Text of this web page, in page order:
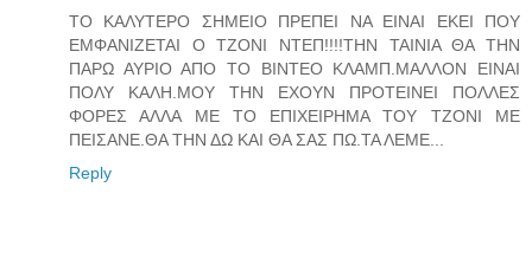
ΤΟ ΚΑΛΥΤΕΡΟ ΣΗΜΕΙΟ ΠΡΕΠΕΙ ΝΑ ΕΙΝΑΙ ΕΚΕΙ ΠΟΥ
ΕΜΦΑΝΙΖΕΤΑΙ Ο ΤΖΟΝΙ ΝΤΕΠ!!!!ΤΗΝ ΤΑΙΝΙΑ ΘΑ ΤΗΝ
ΠΑΡΩ ΑΥΡΙΟ ΑΠΟ ΤΟ ΒΙΝΤΕΟ ΚΛΑΜΠ.ΜΑΛΛΟΝ ΕΙΝΑΙ
ΠΟΛΥ ΚΑΛΗ.ΜΟΥ ΤΗΝ ΕΧΟΥΝ ΠΡΟΤΕΙΝΕΙ ΠΟΛΛΕΣ
ΦΟΡΕΣ ΑΛΛΑ ΜΕ ΤΟ ΕΠΙΧΕΙΡΗΜΑ ΤΟΥ ΤΖΟΝΙ ΜΕ
ΠΕΙΣΑΝΕ.ΘΑ ΤΗΝ ΔΩ ΚΑΙ ΘΑ ΣΑΣ ΠΩ.ΤΑ ΛΕΜΕ...
Reply